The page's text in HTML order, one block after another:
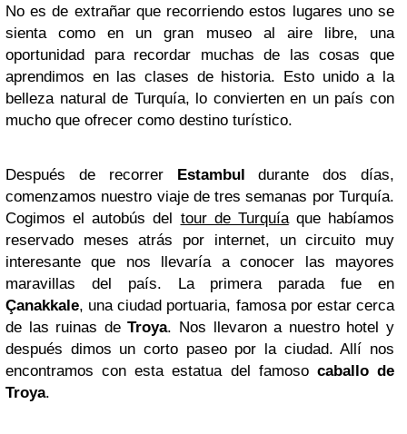
No es de extrañar que recorriendo estos lugares uno se
sienta como en un gran museo al aire libre, una
oportunidad para recordar muchas de las cosas que
aprendimos en las clases de historia. Esto unido a la
belleza natural de Turquía, lo convierten en un país con
mucho que ofrecer como destino turístico.
Después de recorrer Estambul durante dos días,
comenzamos nuestro viaje de tres semanas por Turquía.
Cogimos el autobús del tour de Turquíaque habíamos
reservado meses atrás por internet, un circuito muy
interesante que nos llevaría a conocer las mayores
maravillas del país. La primera parada fue en
Çanakkale, una ciudad portuaria, famosa por estar cerca
de las ruinas deTroya. Nos llevaron a nuestro hotel y
después dimos un corto paseo por la ciudad. Allí nos
encontramos con esta estatua del famoso caballo de
Troya.